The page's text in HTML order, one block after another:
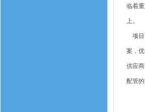
临着
上。
项目
案，
供应
配管